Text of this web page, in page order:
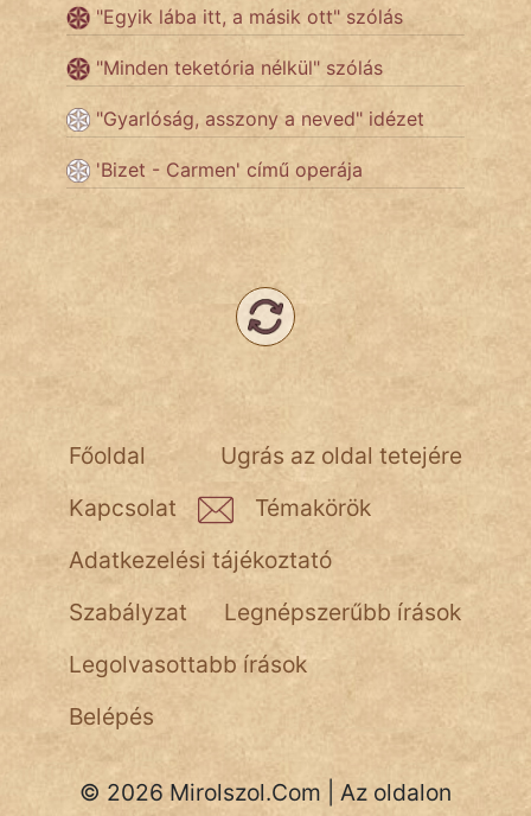
Jób Gedeon
vörös ördög
NapHold
pszichopati
szegény legény
Hoffer Botond
szemfüles
"Egyik lába itt, a másik ott" szólás
"Minden teketória nélkül" szólás
"Gyarlóság, asszony a neved" idézet
'Bizet - Carmen' című operája
Ugrás az oldal tetejére
Főoldal
Kapcsolat
Témakörök
Adatkezelési tájékoztató
Szabályzat
Legnépszerűbb írások
Legolvasottabb írások
Belépés
© 2026 Mirolszol.Com | Az oldalon